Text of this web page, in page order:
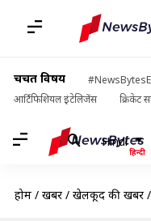
चर्चित विषय
आर्टिफिशियल इंटेलिजेंस
क्रिकेट
Hindi
होम / खबरें / खेलकूद की खबरें /